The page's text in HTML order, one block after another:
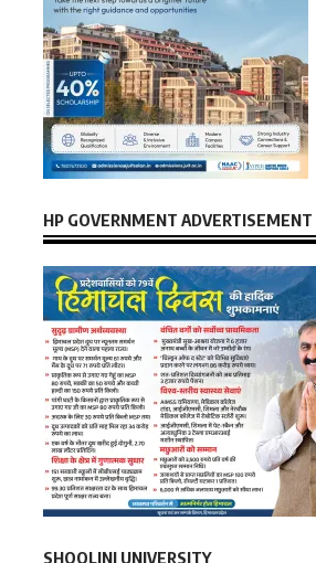
HP GOVERNMENT ADVERTISEMENT
SHOOLINI UNIVERSITY